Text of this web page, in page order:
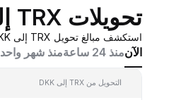
تحويلات TRX إلى DKK الشائعة
استكشف مبالغ تحويل TRX إلى DKK الشائعة، والتي تتراوح من 0.001 TRX إلى 100 TRX، بقيم تحويل في الوقت الفعلي بناءً على عروض أسعار صانع السوق المُجمَّعة من Bybit.
الآنمنذ 24 ساعة منذ شهر واحد
التحويل من TRX إلى DKK